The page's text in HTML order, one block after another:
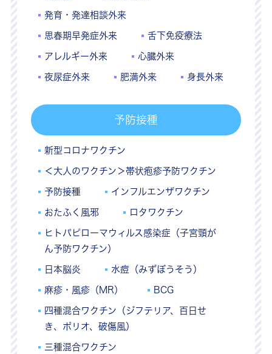
発育・発達相談外来
思春期早発症外来 舌下免疫療法
アレルギー外来 心臓外来
夜尿症外来 肥満外来 身長外来
予防接種
新型コロナワクチン
＜大人のワクチン＞帯状疱疹予防ワクチン
予防接種 インフルエンザワクチン
おたふく風邪 ロタワクチン
ヒトパピローマウィルス感染症（子宮頸が
ん予防ワクチン）
日本脳炎 水痘（みずぼうそう）
麻疹・風疹（MR） BCG
四種混合ワクチン（ジフテリア、百日せ
き、ポリオ、破傷風）
三種混合ワクチン